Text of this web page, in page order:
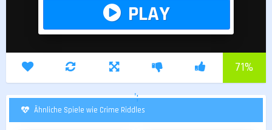
PLAY
71%
';
Ähnliche Spiele wie Crime Riddles